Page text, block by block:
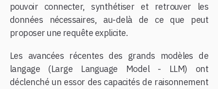
pouvoir connecter, synthétiser et retrouver les
données nécessaires, au-delà de ce que peut
proposer une requête explicite.
Les avancées récentes des grands modèles de
langage (Large Language Model - LLM) ont
déclenché un essor des capacités de raisonnement